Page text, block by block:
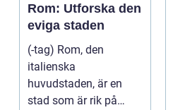
Rom: Utforska den
eviga staden
(-tag) Rom, den
italienska
huvudstaden, är en
stad som är rik på